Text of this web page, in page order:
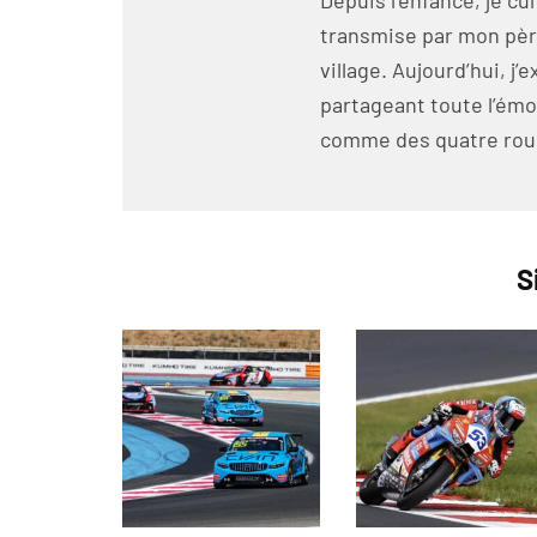
transmise par mon
village. Aujourd’hui,
partageant toute
comme des quatre